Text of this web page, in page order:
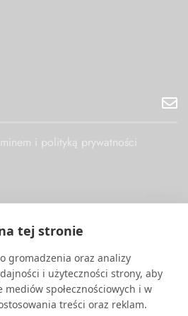
tej stronie
gromadzenia oraz analizy
i użyteczności strony, aby
społecznościowych i w
treści oraz reklam.
i polityką prywatności
System Zarządzania